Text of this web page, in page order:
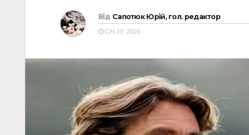
Від Сапотюк Юрій, гол. редактор
СІЧ 20, 2026